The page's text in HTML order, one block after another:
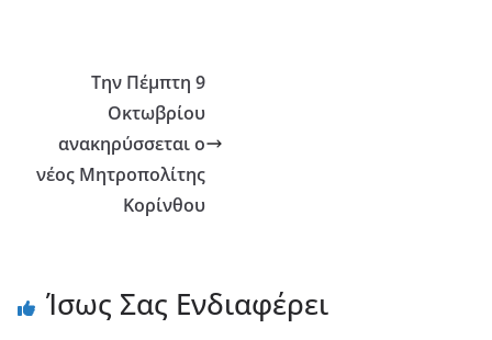
Την Πέμπτη 9
Οκτωβρίου
ανακηρύσσεται ο
νέος Μητροπολίτης
Κορίνθου
Ίσως Σας Ενδιαφέρει